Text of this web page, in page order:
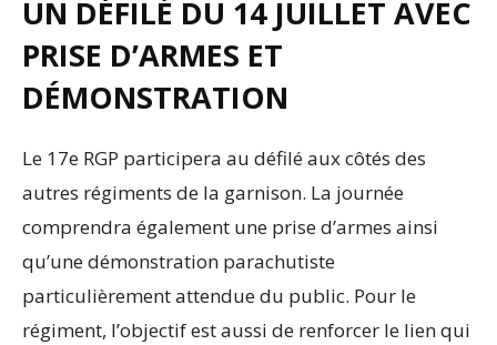
UN DÉFILÉ DU 14 JUILLET AVEC
PRISE D’ARMES ET
DÉMONSTRATION
Le 17e RGP participera au défilé aux côtés des
autres régiments de la garnison. La journée
comprendra également une prise d’armes ainsi
qu’une démonstration parachutiste
particulièrement attendue du public. Pour le
régiment, l’objectif est aussi de renforcer le lien qui